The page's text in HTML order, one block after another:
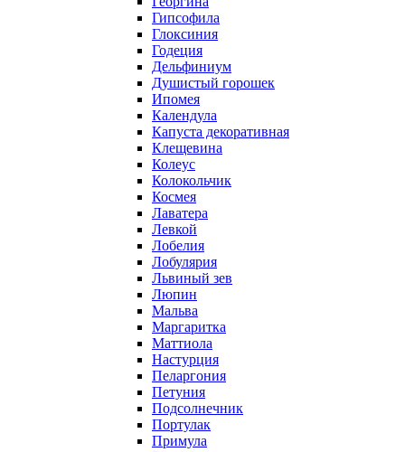
Гипсофила
Глоксиния
Годеция
Дельфиниум
Душистый горошек
Ипомея
Календула
Капуста декоративная
Клещевина
Колеус
Колокольчик
Космея
Лаватера
Левкой
Лобелия
Лобулярия
Львиный зев
Люпин
Мальва
Маргаритка
Маттиола
Настурция
Пеларгония
Петуния
Подсолнечник
Портулак
Примула